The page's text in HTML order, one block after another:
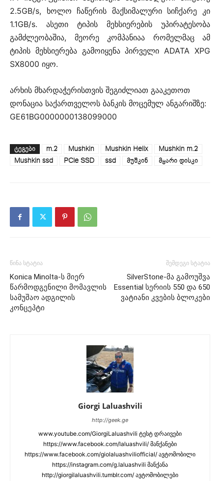
2.5GB/s, ხოლო ჩაწერის მაქსიმალური სიჩქარე კი
1.1GB/s. ასეთი ტიპის მეხსიერების უპირატესობა
გამძლეობაშია, მეორე კომპანიაა რომელმაც ამ
ტიპის მეხსიერება გამოიყენა პირველი ADATA XPG
SX8000 იყო.
არხის მხარდაჭერისთვის შეგიძლიათ გააკეთოთ
დონაცია საქართველოს ბანკის მოცემულ ანგარიშზე:
GE61BG0000000138099000
ᲢᲔᲒᲔᲑᲘ m.2 Mushkin Mushkin Helix
Mushkin m.2
Mushkin ssd
PCIe SSD ssd მუშკინ მყარი დისკი
წინა სტატია
Konica Minolta-ს მიერ
წარმოდგენილი მომავლის
სამუშაო ადგილის
კონცეპტი
შემდეგი სტატია
SilverStone-მა გამოუშვა
Essential სერიის 550 და 650
ვატიანი კვების ბლოკები
Giorgi Laluashvili
http://geek.ge
www.youtube.com/GiorgiLaluashvili ტესტ დრაივები
https://www.facebook.com/laluashvili/ მანქანები
https://www.facebook.com/giolaluashviliofficial/ ავტომობილი
https://instagram.com/g.laluashvili მანქანა
http://giorgilaluashvili.tumblr.com/ ავტომობილები